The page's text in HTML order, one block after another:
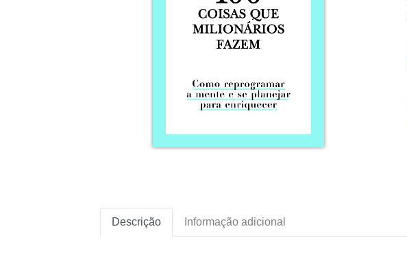
Descrição Informação adicional